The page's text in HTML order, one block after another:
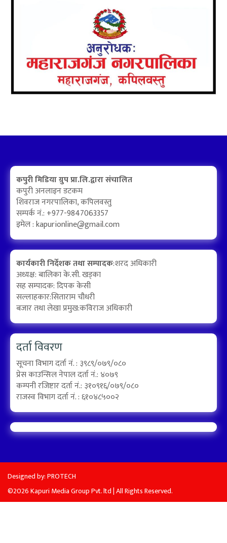
कपुरी मिडिया ग्रुप प्रा.लि.द्वारा संचालित
कपुरी अनलाइन डटकम
शिवराज नगरपालिका, कपिलवस्तु
सम्पर्क नं.: +977-9847063357
इमेल :kapurionline@gmail.com
कार्यकारी निर्देशक तथा सम्पादक:शरद अधिकारी
अध्यक्ष: बालिका के.सी. खड्का
सह सम्पादक: दिपक केसी
सल्लाहकार:सिताराम चौधरी
बजार तथा लेखा प्रमुख:कविराज अधिकारी
दर्ता विवरण
सूचना विभाग दर्ता नं. : ३९८९/०७९/०८०
प्रेस काउन्सिल नेपाल दर्ता नं.: ४०७९
कम्पनी रजिष्टार दर्ता नं.: ३१०९१६/०७९/०८०
राजस्व विभाग दर्ता नं. : ६१०४८५००२
Designed by:PROTECH
©2026 Kapuri Media Group Pvt. ltd | All Rights Reserved.